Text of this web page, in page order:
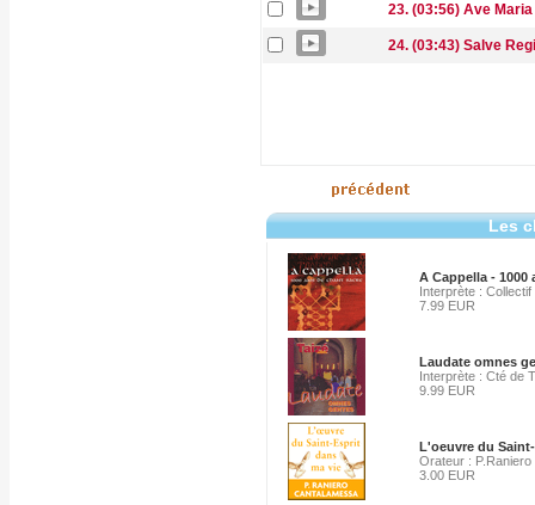
23. (03:56) Ave Maria
24. (03:43) Salve
Les
A Cappella - 1000
Interprète : Collectif
7.99 EUR
Laudate omnes
Interprète : Cté de
9.99 EUR
L'oeuvre du
Orateur :
3.00 EUR